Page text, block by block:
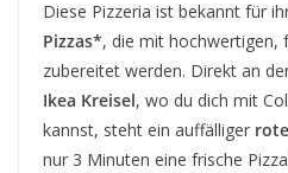
Diese Pizzeria ist bekannt für
Pizzas*, die mit hochwertigen,
zubereitet werden. Direkt an
Ikea Kreisel, wo du dich mit
kannst, steht ein auffälliger
nur 3 Minuten eine frische